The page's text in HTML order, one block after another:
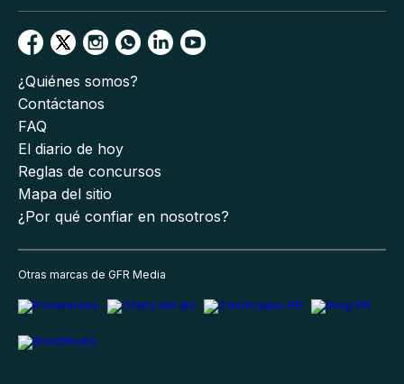
¿Quiénes somos?
Contáctanos
FAQ
El diario de hoy
Reglas de concursos
Mapa del sitio
¿Por qué confiar en nosotros?
Otras marcas de GFR Media